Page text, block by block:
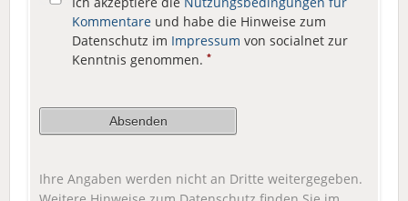
Kommentare und habe die Hinweise zum
Datenschutz im Impressum von socialnet zur
Kenntnis genommen.*
Ihre Angaben werden nicht an Dritte weitergegeben.